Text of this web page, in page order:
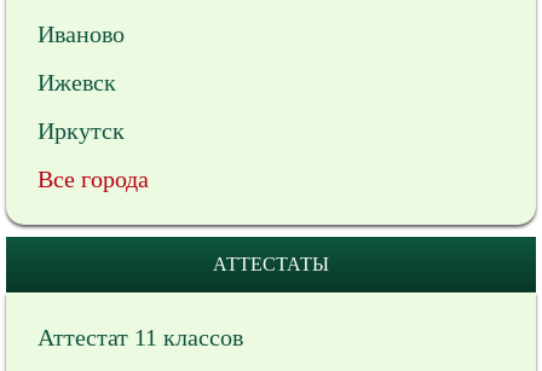
Иваново
Ижевск
Иркутск
Все города
АТТЕСТАТЫ
Аттестат 11 классов